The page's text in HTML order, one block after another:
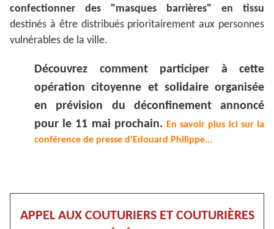
confectionner des "masques barrières" en tissu
destinés à être distribués prioritairement aux personnes
vulnérables de la ville.
Découvrez comment participer à cette
opération citoyenne et solidaire organisée
en prévision du déconfinement annoncé
pour le 11 mai prochain.
En savoir plus ici sur la
conférence de presse d'Edouard Philippe...
APPEL AUX COUTURIERS ET COUTURIÈRES